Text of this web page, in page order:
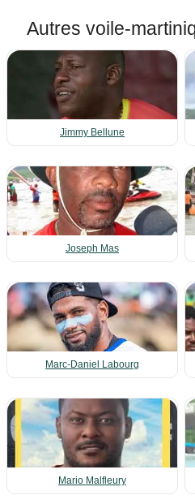
Autres voile-
Jimmy Bellune
Joseph Mas
Marc-Daniel Labourg
Mario Malfleury